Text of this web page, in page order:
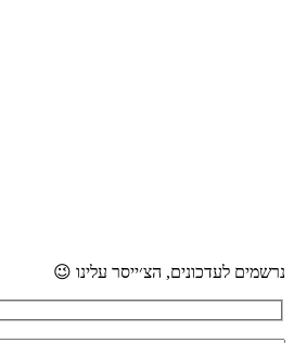
נרשמים לעדכונים, הצ׳ייסר עלינו 😉